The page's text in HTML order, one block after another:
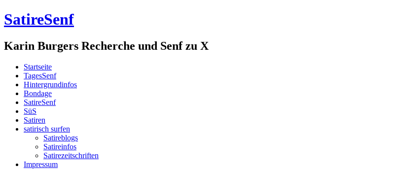
SatireSenf
Karin Burgers Recherche und Senf zu X
Startseite
TagesSenf
Hintergrundinfos
Bondage
SatireSenf
SüS
Satiren
satirisch surfen
Satireblogs
Satireinfos
Satirezeitschriften
Impressum